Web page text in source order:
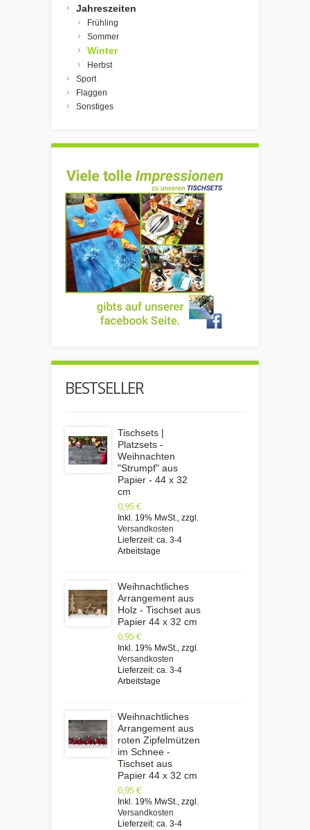
Jahreszeiten
Frühling
Sommer
Winter
Herbst
Sport
Flaggen
Sonstiges
BESTSELLER
Tischsets |
Platzsets -
Weihnachten
"Strumpf" aus
Papier - 44 x 32
cm
0,95 €
Inkl. 19% MwSt. zzgl.
Versandkosten
Lieferzeit: ca. 3-4
Arbeitstage
Weihnachtliches
Arrangement aus
Holz - Tischset aus
Papier 44 x 32 cm
0,95 €
Inkl. 19% MwSt. zzgl.
Versandkosten
Lieferzeit: ca. 3-4
Arbeitstage
Weihnachtliches
Arrangement aus
roten Zipfelmützen
im Schnee -
Tischset aus
Papier 44 x 32 cm
0,95 €
Inkl. 19% MwSt. zzgl.
Versandkosten
Lieferzeit: ca. 3-4